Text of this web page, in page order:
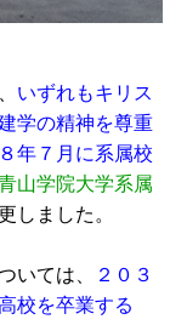
いずれもキリス
学の精神を尊重
年７月に系属校
青山学院大学系属
しました。
いては、
２０３
校を卒業する